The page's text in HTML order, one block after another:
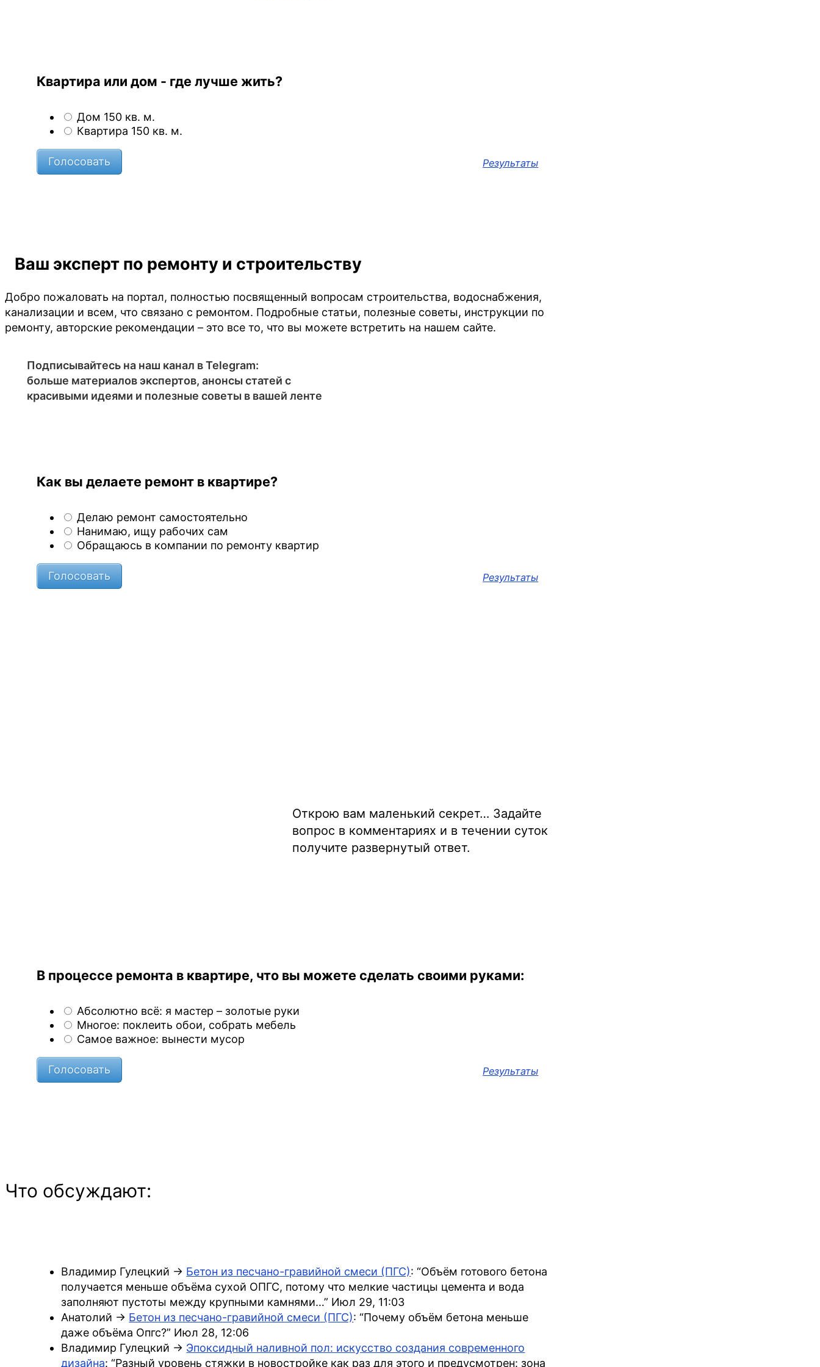
Квартира или дом - где лучше жить?
Дом 150 кв. м.
Квартира 150 кв. м.
Результаты
Ваш эксперт по ремонту и строительству
Добро пожаловать на портал, полностью посвященный вопросам строительства, водоснабжения,
канализации и всем, что связано с ремонтом. Подробные статьи, полезные советы, инструкции по
ремонту, авторские рекомендации – это все то, что вы можете встретить на нашем сайте.
Подписывайтесь на наш канал в Telegram:
больше материалов экспертов, анонсы статей с
красивыми идеями и полезные советы в вашей ленте
Как вы делаете ремонт в квартире?
Делаю ремонт самостоятельно
Нанимаю, ищу рабочих сам
Обращаюсь в компании по ремонту квартир
Результаты
Открою вам маленький секрет… Задайте
вопрос в комментариях и в течении суток
получите развернутый ответ.
В процессе ремонта в квартире, что вы можете сделать своими руками:
Абсолютно всё: я мастер – золотые руки
Многое: поклеить обои, собрать мебель
Самое важное: вынести мусор
Результаты
Что обсуждают:
Владимир Гулецкий -> Бетон из песчано-гравийной смеси (ПГС): “Объём готового бетона
получается меньше объёма сухой ОПГС, потому что мелкие частицы цемента и вода
заполняют пустоты между крупными камнями…” Июл 29, 11:03
Анатолий -> Бетон из песчано-гравийной смеси (ПГС): “Почему объём бетона меньше
даже объёма Опгс?” Июл 28, 12:06
Владимир Гулецкий -> Эпоксидный наливной пол: искусство создания современного
дизайна: “Разный уровень стяжки в новостройке как раз для этого и предусмотрен: зона